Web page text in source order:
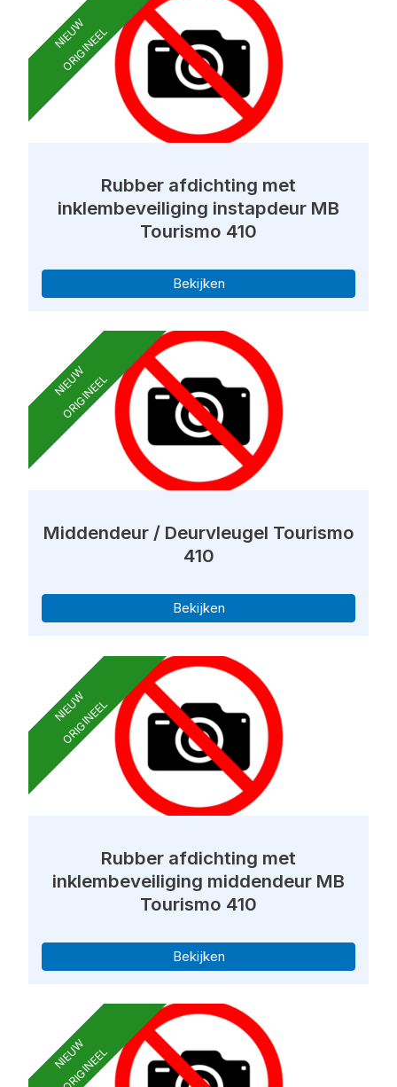
NIEUW
ORIGINEEL
Rubber afdichting met
inklembeveiliging instapdeur MB
Tourismo 410
Bekijken
NIEUW
ORIGINEEL
Middendeur / Deurvleugel Tourismo
410
Bekijken
NIEUW
ORIGINEEL
Rubber afdichting met
inklembeveiliging middendeur MB
Tourismo 410
Bekijken
NIEUW
ORIGINEEL